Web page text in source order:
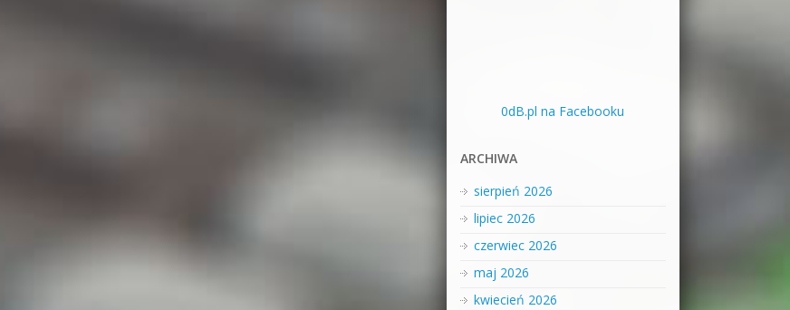
0dB.pl na Facebooku
ARCHIWA
sierpień 2026
lipiec 2026
czerwiec 2026
maj 2026
kwiecień 2026